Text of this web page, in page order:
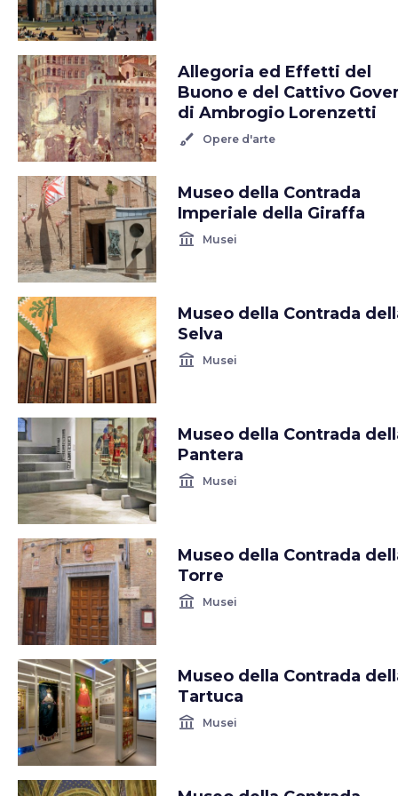
Allegoria ed Effetti del
Buono e del Cattivo
di Ambrogio Lorenzetti
brush Opere d'arte
Museo della Contrada
Imperiale della Giraffa
account_balance Musei
Museo della Contrada
Selva
account_balance Musei
Museo della Contrada
Pantera
account_balance Musei
Museo della Contrada
Torre
account_balance Musei
Museo della Contrada
Tartuca
account_balance Musei